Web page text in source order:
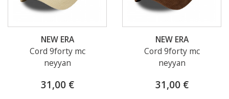
NEW ERA
Cord 9forty mc
neyyan
31,00 €
NEW ERA
Cord 9forty mc
neyyan
31,00 €